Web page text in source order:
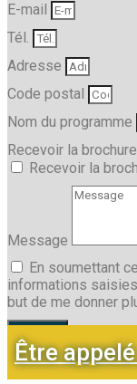
E-mail
Tél.
Adresse
Code postal
Nom du programme
Recevoir la brochure
Recevoir la
Message
En soumettant
informations
but de me donner
Envoyer
Être